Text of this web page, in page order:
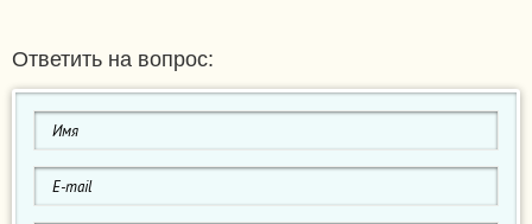
Ответить на вопрос: